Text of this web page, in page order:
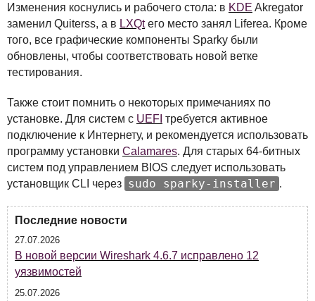
Изменения коснулись и рабочего стола: в KDE Akregator
заменил Quiterss, а в LXQtего место занял Liferea. Кроме
того, все графические компоненты Sparky были
обновлены, чтобы соответствовать новой ветке
тестирования.
Также стоит помнить о некоторых примечаниях по
установке. Для систем с UEFI требуется активное
подключение к Интернету, и рекомендуется использовать
программу установки Calamares. Для старых 64-битных
систем под управлением BIOS следует использовать
установщик CLI через sudo sparky-installer .
Последние новости
27.07.2026
В новой версии Wireshark 4.6.7 исправлено 12
уязвимостей
25.07.2026